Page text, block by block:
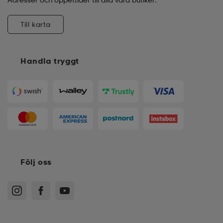
Handla tryggt
Till karta
Följ oss